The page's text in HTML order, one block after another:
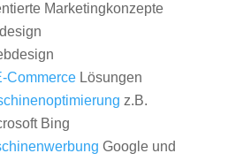
Marketingkonzepte
CommerceLösungen
z.B.
Bing
Google und